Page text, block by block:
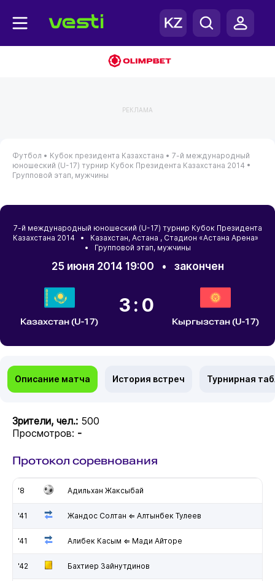
РЕКЛАМА
Футбол • Кубок президента Казахстана • 7-й международный
юношеский (U-17) турнир Кубок Президента Казахстана 2014 •
Групповой этап, мужчины
7-й международный юношеский (U-17) турнир Кубок Президента
Казахстана 2014 • Казахстан, Астана , Стадион «Астана Арена»
• Групповой этап, мужчины
25 июня 2014 19:00 • закончен
Казахстан (U-17)
3:0
Кыргызстан (U-17)
Описание матча История встреч Турнирная
Зрители, чел.: 500
Просмотров: -
Протокол соревнования
'8 Адильхан Жаксыбай
'41 Жандос Солтан ⇐ Алтынбек Тулеев
'41 Алибек Касым ⇐ Мади Айторе
'42 Бахтиер Зайнутдинов